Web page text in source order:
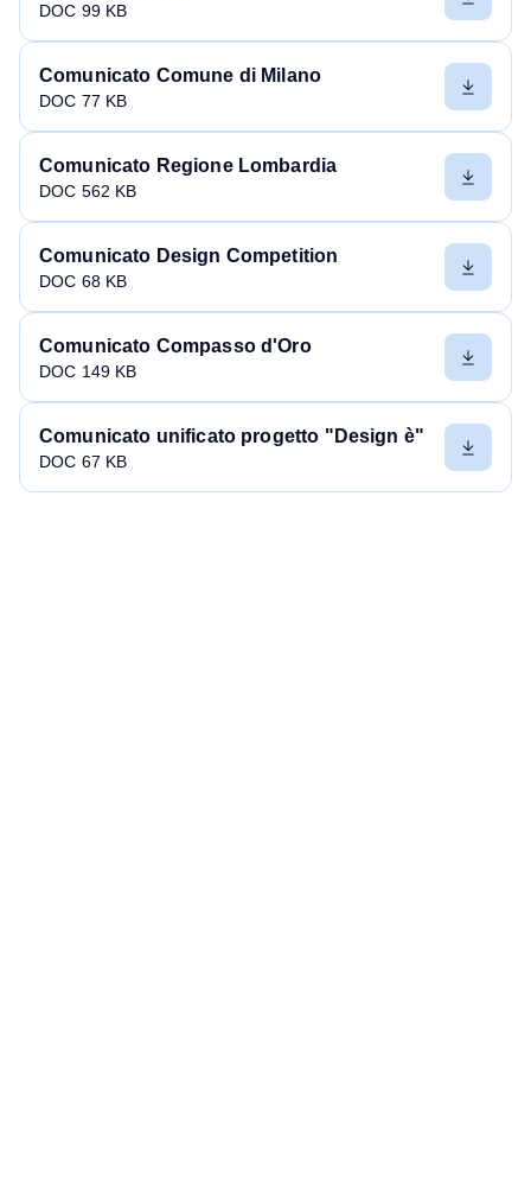
DOC 99 KB
Comunicato Comune di Milano
DOC 77 KB
Comunicato Regione Lombardia
DOC 562 KB
Comunicato Design Competition
DOC 68 KB
Comunicato Compasso d'Oro
DOC 149 KB
Comunicato unificato progetto "Design è"
DOC 67 KB